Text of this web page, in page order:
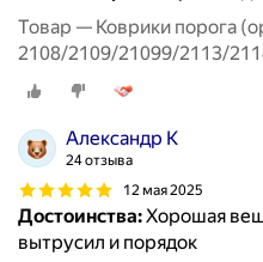
Товар — Коврики порога
2108/2109/21099/2113/
передние
Александр К
24 отзыва
12 мая 2025
Достоинства:Хорошая
вытрусил и порядок